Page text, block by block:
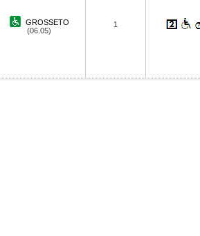
GROSSETO
(06.05)
1